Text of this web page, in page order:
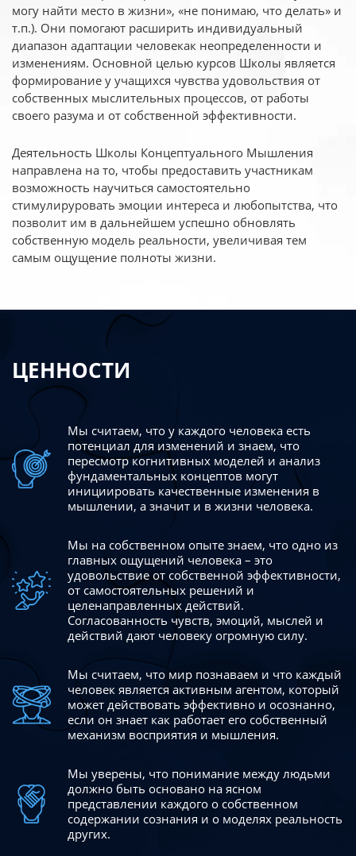
могу найти место в жизни», «не понимаю, что делать» и
т.п.). Они помогают расширить индивидуальный
диапазон адаптации человекак неопределенности и
изменениям. Основной целью курсов Школы является
формирование у учащихся чувства удовольствия от
собственных мыслительных процессов, от работы
своего разума и от собственной эффективности.
Деятельность Школы Концептуального Мышления
направлена на то, чтобы предоставить участникам
возможность научиться самостоятельно
стимулируровать эмоции интереса и любопытства, что
позволит им в дальнейшем успешно обновлять
собственную модель реальности, увеличивая тем
самым ощущение полноты жизни.
ЦЕННОСТИ
Мы считаем, что у каждого человека есть
потенциал для изменений и знаем, что
пересмотр когнитивных моделей и анализ
фундаментальных концептов могут
инициировать качественные изменения в
мышлении, а значит и в жизни человека.
Мы на собственном опыте знаем, что одно из
главных ощущений человека – это
удовольствие от собственной эффективности,
от самостоятельных решений и
целенаправленных действий.
Согласованность чувств, эмоций, мыслей и
действий дают человеку огромную силу.
Мы считаем, что мир познаваем и что каждый
человек является активным агентом, который
может действовать эффективно и осознанно,
если он знает как работает его собственный
механизм восприятия и мышления.
Мы уверены, что понимание между людьми
должно быть основано на ясном
представлении каждого о собственном
содержании сознания и о моделях реальность
других.